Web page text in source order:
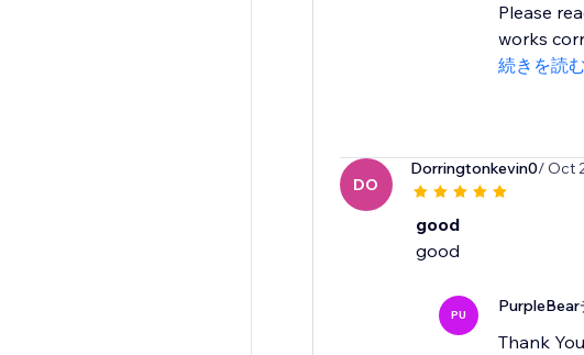
Please
works
続きを読む
DO
Dorringtonkevin0/ Oct
good
good
PU PurpleBear
Thank